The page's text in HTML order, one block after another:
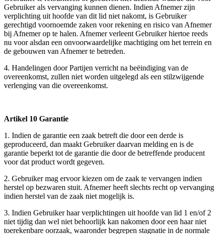
Gebruiker als vervanging kunnen dienen. Indien Afnemer zijn
verplichting uit hoofde van dit lid niet nakomt, is Gebruiker
gerechtigd voornoemde zaken voor rekening en risico van Afnemer
bij Afnemer op te halen. Afnemer verleent Gebruiker hiertoe reeds
nu voor alsdan een onvoorwaardelijke machtiging om het terrein en
de gebouwen van Afnemer te betreden.
4. Handelingen door Partijen verricht na beëindiging van de
overeenkomst, zullen niet worden uitgelegd als een stilzwijgende
verlenging van die overeenkomst.
Artikel 10 Garantie
1. Indien de garantie een zaak betreft die door een derde is
geproduceerd, dan maakt Gebruiker daarvan melding en is de
garantie beperkt tot de garantie die door de betreffende producent
voor dat product wordt gegeven.
2. Gebruiker mag ervoor kiezen om de zaak te vervangen indien
herstel op bezwaren stuit. Afnemer heeft slechts recht op vervanging
indien herstel van de zaak niet mogelijk is.
3. Indien Gebruiker haar verplichtingen uit hoofde van lid 1 en/of 2
niet tijdig dan wel niet behoorlijk kan nakomen door een haar niet
toerekenbare oorzaak, waaronder begrepen stagnatie in de normale